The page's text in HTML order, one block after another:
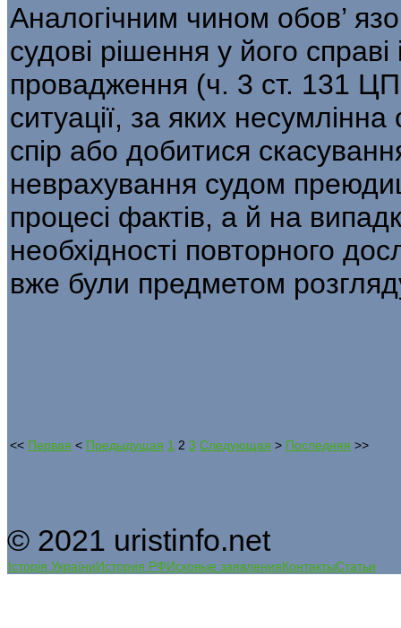
Аналогічним чином обов’
су­дові рішення у його
провадження (ч. 3 ст. 131
ситуації, за яких
спір або добитися
неврахування судом
процесі фактів, а й на
необхідності повторного
вже були предметом
<< Первая < Предыдущая 1 2 3 Следующая > Последняя >>
© 2021 uristinfo.net
Історія УкраїниИстория РФИсковые заявленияКонтактыСтатьи